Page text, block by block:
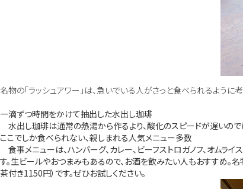
名物の「ラッシュアワー」は、急いでいる人がさっと食べられるように
一滴ずつ時間をかけて抽出した水出し珈琲
水出し珈琲は通常の熱湯から作るより、酸化のスピードが遅いので
ここでしか食べられない、親しまれる人気メニュー多数
食事メニューは、ハンバーグ、カレー、ビーフストロガノフ、オムラ
す。生ビールやおつまみもあるので、お酒を飲みたい人もおすすめ。名
茶付き1150円）です。ぜひお試しください。